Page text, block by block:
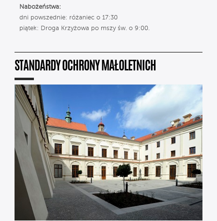
Nabożeństwa:
dni powszednie: różaniec o 17:30
piątek: Droga Krzyżowa po mszy św. o 9:00.
STANDARDY OCHRONY MAŁOLETNICH